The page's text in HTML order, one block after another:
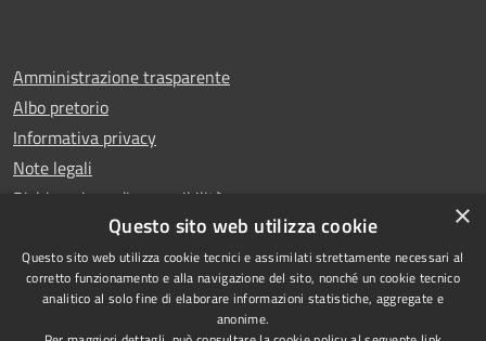
Amministrazione trasparente
Albo pretorio
Informativa privacy
Note legali
Dichiarazione di accessibilità
RSS
Copyright © 2026 • Comune di
Rescaldina • Powered by
×
Questo sito web utilizza cookie
Questo sito web utilizza cookie tecnici e assimilati strettamente necessari al
corretto funzionamento e alla navigazione del sito, nonché un cookie tecnico
analitico al solo fine di elaborare informazioni statistiche, aggregate e
anonime.